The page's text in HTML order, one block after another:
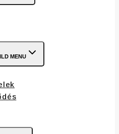
MENU